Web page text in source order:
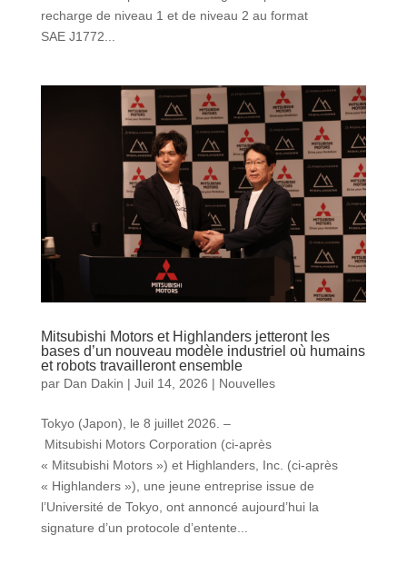
recharge de niveau 1 et de niveau 2 au format
SAE J1772...
Mitsubishi Motors et Highlanders jetteront les
bases d’un nouveau modèle industriel où humains
et robots travailleront ensemble
par Dan Dakin | Juil 14, 2026 | Nouvelles
Tokyo (Japon), le 8 juillet 2026. –
Mitsubishi Motors Corporation (ci-après
« Mitsubishi Motors ») et Highlanders, Inc. (ci-après
« Highlanders »), une jeune entreprise issue de
l’Université de Tokyo, ont annoncé aujourd’hui la
signature d’un protocole d’entente...